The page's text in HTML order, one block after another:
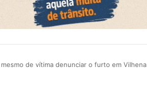
de vítima denunciar o furto em Vilhena